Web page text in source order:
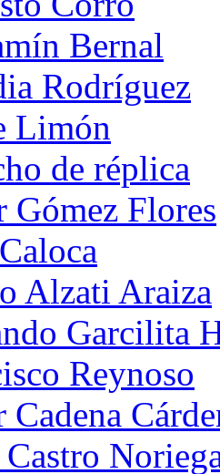
Bernal
Rodríguez
Limón
de réplica
Gómez Flores
Alzati Araiza
Garcilita
Reynoso
Cadena